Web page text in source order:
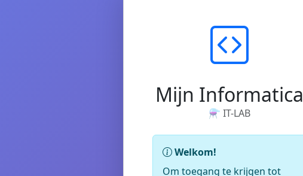
Mijn Informatica
⚗️ IT-LAB
Welkom!
Om toegang te krijgen tot